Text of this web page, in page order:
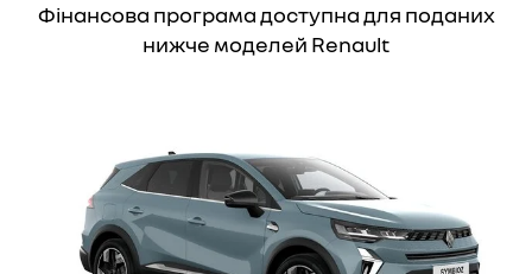
Фінансова програма доступна для поданих
нижче моделей Renault